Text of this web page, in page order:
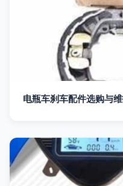
电瓶车刹车配件选购与